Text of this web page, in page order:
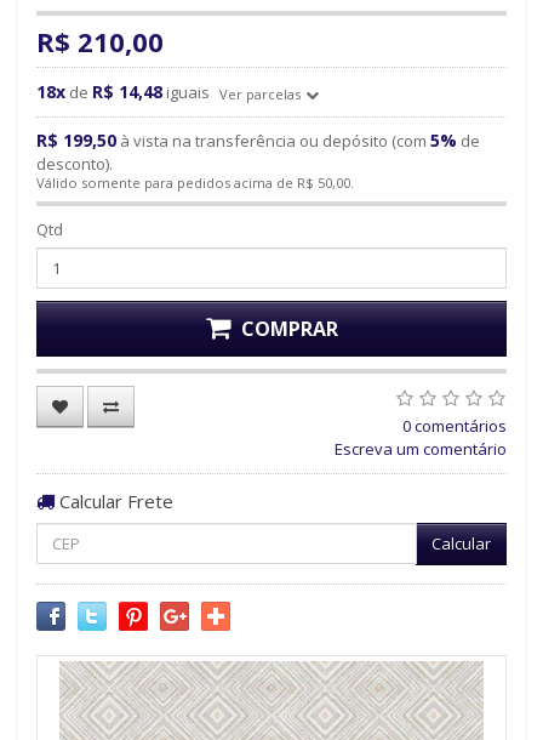
R$ 210,00
18x de R$ 14,48 iguais Ver parcelas
R$ 199,50 à vista na transferência ou depósito (com 5% de
desconto).
Válido somente para pedidos acima de R$ 50,00.
Qtd
COMPRAR
0 comentários
Escreva um comentário
Calcular Frete
Calcular